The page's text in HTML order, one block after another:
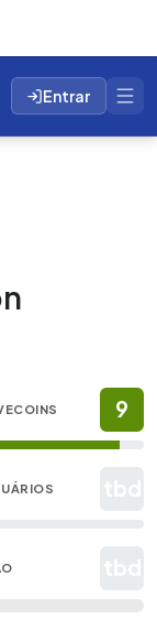
Entrar
9